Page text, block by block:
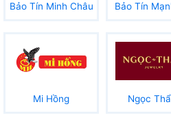
Bảo Tín Minh Châu Bảo Tín
Mi Hồng Ngọc